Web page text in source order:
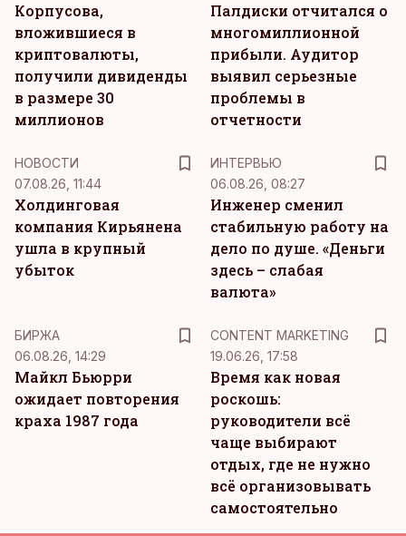
Корпусова,
вложившиеся в
криптовалюты,
получили дивиденды
в размере 30
миллионов
Палдиски отчитался о
многомиллионной
прибыли. Аудитор
выявил серьезные
проблемы в
отчетности
НОВОСТИ
07.08.26, 11:44
Холдинговая
компания Кирьянена
ушла в крупный
убыток
ИНТЕРВЬЮ
06.08.26, 08:27
Инженер сменил
стабильную работу на
дело по душе. «Деньги
здесь – слабая
валюта»
БИРЖА
06.08.26, 14:29
Майкл Бьюрри
ожидает повторения
краха 1987 года
CONTENT MARKETING
19.06.26, 17:58
Время как новая
роскошь:
руководители всё
чаще выбирают
отдых, где не нужно
всё организовывать
самостоятельно